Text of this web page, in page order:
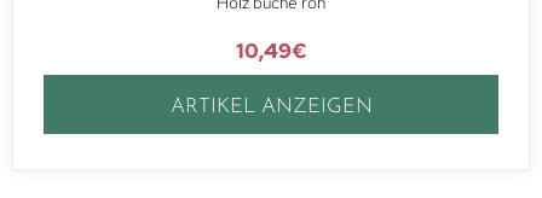
10,49€
ARTIKEL ANZEIGEN